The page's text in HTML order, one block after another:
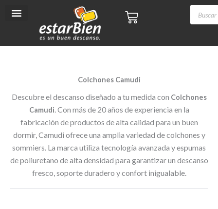
CON EFECTIVO O TRANSFERENCIA - PAGÁ
Cart
m
m
Colchones Camudi
Descubre el descanso diseñado a tu medida con Colchones
Camudi. Con más de 20 años de experiencia en la
fabricación de productos de alta calidad para un buen
dormir, Camudi ofrece una amplia variedad de colchones y
sommiers. La marca utiliza tecnología avanzada y espumas
de poliuretano de alta densidad para garantizar un descanso
fresco, soporte duradero y confort inigualable.